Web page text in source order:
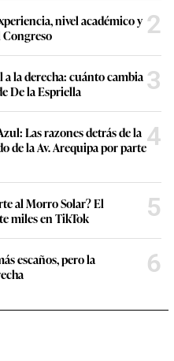
nivel académico y
Congreso
2
la derecha: cuánto cambia
De la Espriella
3
Las razones detrás de la
de la Av. Arequipa por parte4
al Morro Solar? El
miles en TikTok
5
escaños, pero la
6